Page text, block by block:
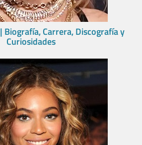
| Biografía, Carrera, Discografía y
Curiosidades